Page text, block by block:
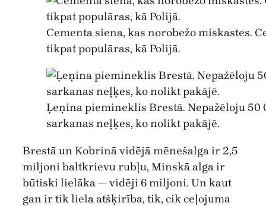
Cementa siena, kas norobežo miskastes.
tikpat populāras, kā Polijā.
Ļeņina piemineklis Brestā. Nepažēloju 50
sarkanas neļķes, ko nolikt pakājē.
Brestā un Kobrinā vidējā mēnešalga ir 2,5
miljoni baltkrievu rubļu, Minskā alga ir
būtiski lielāka — vidēji 6 miljoni. Un kaut
gan ir tik liela atšķirība, tik, cik ceļojuma